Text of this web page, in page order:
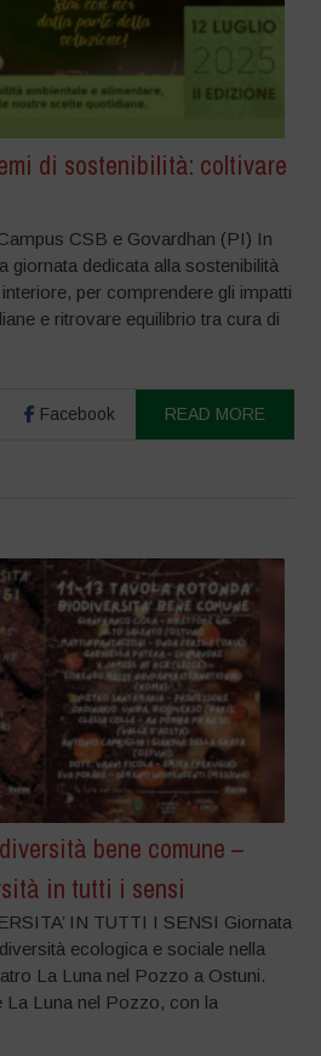
di sostenibilità: coltivare
CSB e Govardhan (PI) In
giornata dedicata alla sostenibilità
per comprendere gli impatti
e ritrovare equilibrio tra cura di
Facebook READ MORE
bene comune –
in tutti i sensi
IN TUTTI I SENSI Giornata
ecologica e sociale nella
La Luna nel Pozzo a Ostuni.
La Luna nel Pozzo, con la